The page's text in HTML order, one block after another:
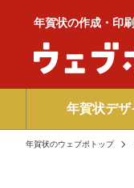
年賀状の作成・印
年賀状デザ
年賀状のウェブポトップ